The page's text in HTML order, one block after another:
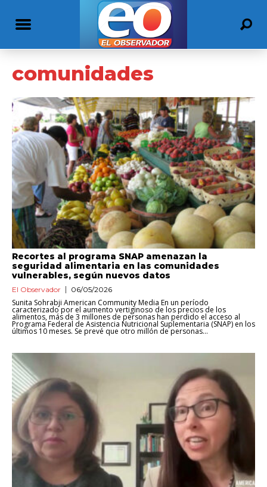
comunidades
Recortes al programa SNAP amenazan la
seguridad alimentaria en las comunidades
vulnerables, según nuevos datos
El Observador 06/05/2026
Sunita Sohrabji American Community Media En un período
caracterizado por el aumento vertiginoso de los precios de los
alimentos, más de 3 millones de personas han perdido el acceso al
Programa Federal de Asistencia Nutricional Suplementaria (SNAP) en los
últimos 10 meses. Se prevé que otro millón de personas...